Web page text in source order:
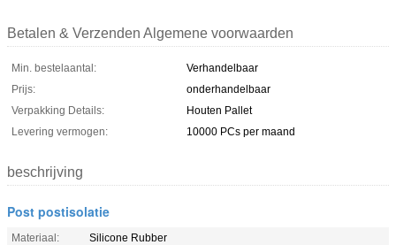
Betalen & Verzenden Algemene voorwaarden
Min. bestelaantal:
Verhandelbaar
Prijs:
onderhandelbaar
Verpakking Details:
Houten Pallet
Levering vermogen:
10000 PCs per maand
beschrijving
Post postisolatie
Materiaal:
Silicone Rubber